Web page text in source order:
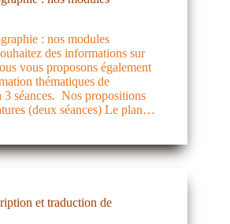
: nos modules
des informations sur
vous proposons également
thématiques de
3 séances. Nos propositions
(deux séances) Le plan…
et traduction de